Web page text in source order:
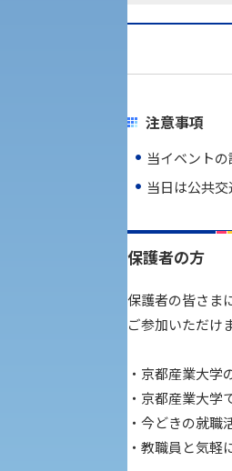
修学支援制度の申請手続き
KSU-EAP（正課外活動プログラム
注意事項
当イベント
当日は公共交
保護者の方
保護者の皆さま
ご参加いただけ
・京都産業大学
・京都産業大学
・今どきの就職
・教職員と気軽